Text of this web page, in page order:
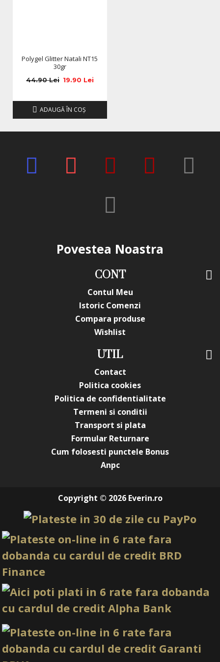
Polygel Glitter Natali NT15
30gr
19.90 Lei
44.90 Lei
ADAUGĂ ÎN COŞ
Povestea Noastra
CONT
Contul Meu
Istoric Comenzi
Compara produse
Wishlist
UTIL
Contact
Politica cookies
Politica de confidentialitate
Termeni si conditii
Transport si plata
Formular Returnare
Cum folosesti punctele Bonus
Anpc
Copyright © 2026 Everin.ro